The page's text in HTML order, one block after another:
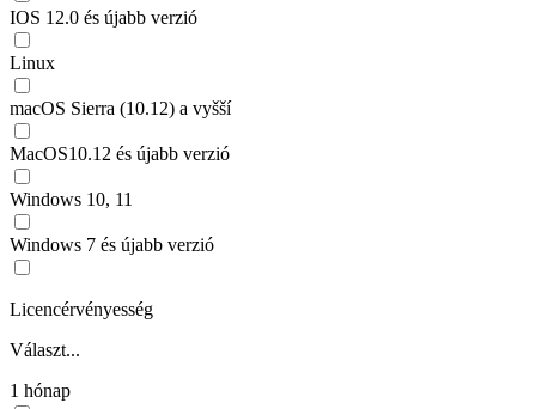
IOS 12.0 és újabb verzió
Linux
macOS Sierra (10.12) a vyšší
MacOS10.12 és újabb verzió
Windows 10, 11
Windows 7 és újabb verzió
Licencérvényesség
Választ...
1 hónap